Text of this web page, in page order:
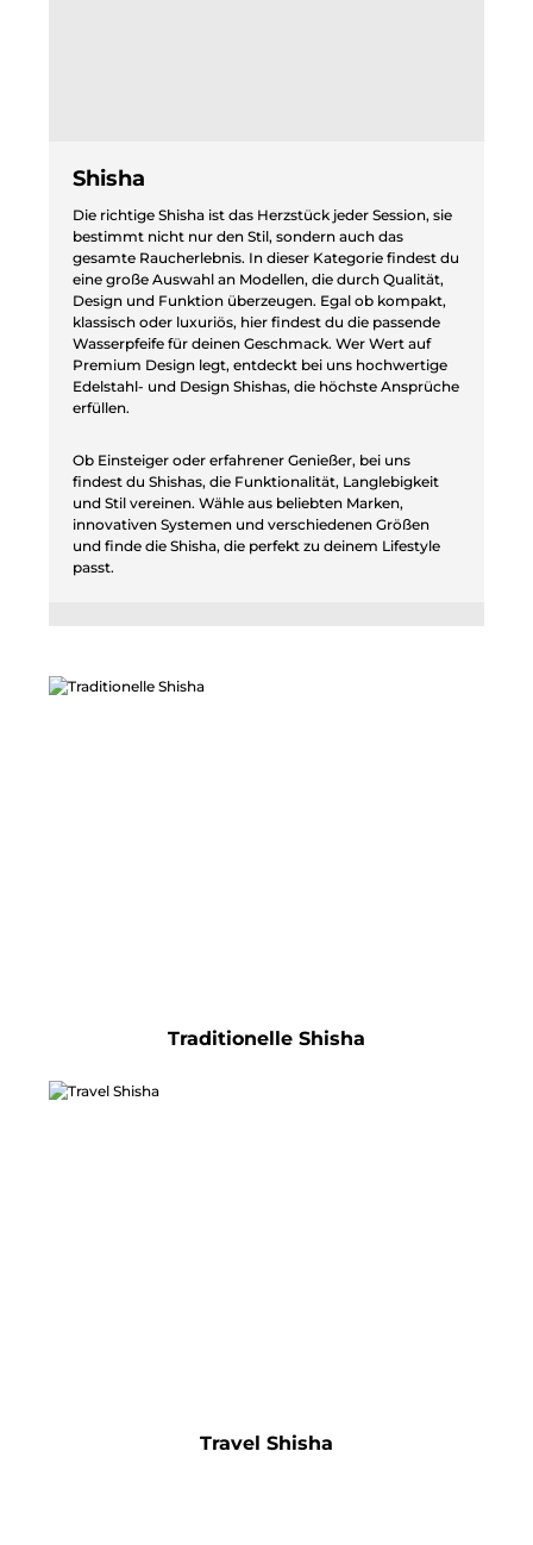
Shisha
Die richtige Shisha ist das Herzstück jeder Session, sie
bestimmt nicht nur den Stil, sondern auch das
gesamte Raucherlebnis. In dieser Kategorie findest du
eine große Auswahl an Modellen, die durch Qualität,
Design und Funktion überzeugen. Egal ob kompakt,
klassisch oder luxuriös, hier findest du die passende
Wasserpfeife für deinen Geschmack. Wer Wert auf
Premium Design legt, entdeckt bei uns hochwertige
Edelstahl- und Design Shishas, die höchste Ansprüche
erfüllen.
Ob Einsteiger oder erfahrener Genießer, bei uns
findest du Shishas, die Funktionalität, Langlebigkeit
und Stil vereinen. Wähle aus beliebten Marken,
innovativen Systemen und verschiedenen Größen
und finde die Shisha, die perfekt zu deinem Lifestyle
passt.
Traditionelle Shisha
Travel Shisha